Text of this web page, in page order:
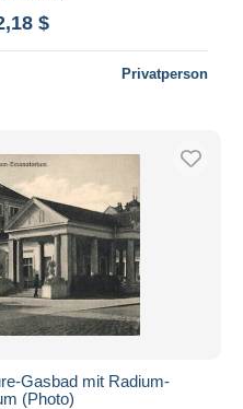
$
Privatperson
Gasbad mit Radium-
(Photo)